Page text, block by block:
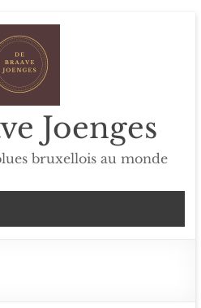
Joenges
bruxellois au monde